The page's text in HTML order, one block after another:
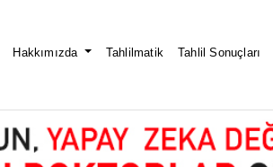
Hakkımızda Tahlilmatik Tahlil Sonuçları